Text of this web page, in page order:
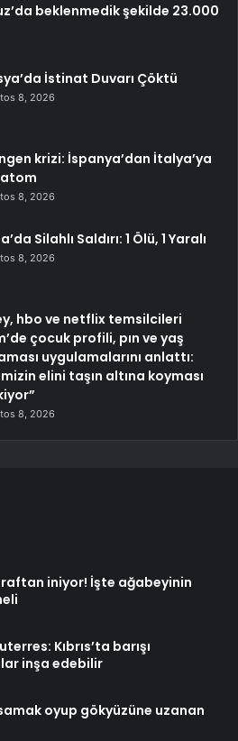
beklenmedik şekilde 23.000
İstinat Duvarı Çöktü
8, 2026
krizi: İspanya’dan İtalya’ya
8, 2026
Silahlı Saldırı: 1 Ölü, 1 Yaralı
8, 2026
hbo ve netflix temsilcileri
çocuk profili, pın ve yaş
uygulamalarını anlattı:
elini taşın altına koyması
8, 2026
raftan iniyor! İşte ağabeyinin
Kıbrıs’ta barışı
inşa edebilir
oyup gökyüzüne uzanan